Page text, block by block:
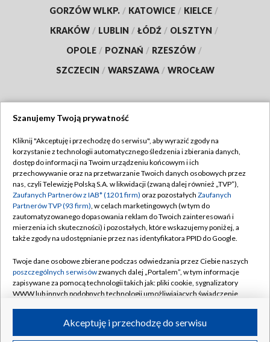
GORZÓW WLKP. / KATOWICE / KIELCE /
KRAKÓW / LUBLIN / ŁÓDŹ / OLSZTYN /
OPOLE / POZNAŃ / RZESZÓW /
SZCZECIN / WARSZAWA / WROCŁAW
TVP
Abonament TVP
Emisja w TVP
Centrum informacji TVP
Naziemna Telewizja Cyfrowa
Rada Programowa
System NOS
Informacje o nadawcy
Program dla prasy
Regulamin TVP
Polityka prywatności
Moje zgody
Pomoc
Kontakt
Kanały
Szanujemy Twoją prywatność
Kliknij "Akceptuję i przechodzę do serwisu", aby wyrazić zgody na
korzystanie z technologii automatycznego śledzenia i zbierania danych,
dostęp do informacji na Twoim urządzeniu końcowym i ich
przechowywanie oraz na przetwarzanie Twoich danych osobowych przez
nas, czyli Telewizję Polską S.A. w likwidacji (zwaną dalej również „TVP”),
Zaufanych Partnerów z IAB* (1201 firm) oraz pozostałych Zaufanych
Partnerów TVP (93 firm), w celach marketingowych (w tym do
zautomatyzowanego dopasowania reklam do Twoich zainteresowań i
mierzenia ich skuteczności) i pozostałych, które wskazujemy poniżej, a
także zgody na udostępnianie przez nas identyfikatora PPID do Google.
Twoje dane osobowe zbierane podczas odwiedzania przez Ciebie naszych
poszczególnych serwisówzwanych dalej „Portalem”, w tym informacje
zapisywane za pomocą technologii takich jak: pliki cookie, sygnalizatory
WWW lub innych podobnych technologii umożliwiających świadczenie
ruchu w Internecie.Akceptuję i przechodzę do serwisu